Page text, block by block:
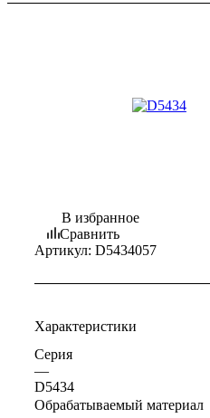
В избранное
Сравнить
Артикул: D5434057
Характеристики
Серия
—
D5434
Обрабатываемый материал